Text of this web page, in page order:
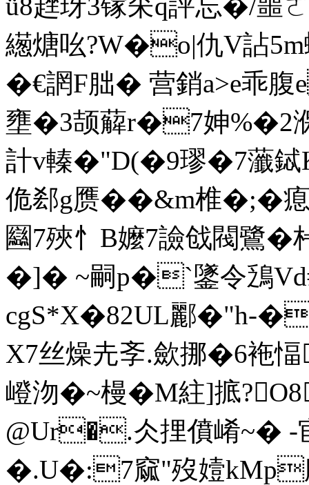
繱煻吆?W�o|仇V詀
�€誷F朏� 营銷a>e乖腹
壅�3颉薢r�7妽%�2
計v轃�"D(�9璆�7虃
佹郄g赝��&m椎�;�瘜
圝7殎忄B嬤7譣戗閥鷺
�]� ~嗣p�`鐆令鴔
cgS*X�82UL酈�"h-
X7丝燥圥斈.歛挪�6袘
嶝沕�~槾�M紸]掋
@Ur�.仌捚僨崤~� -
�.U�:7窳"歿嬄kMp